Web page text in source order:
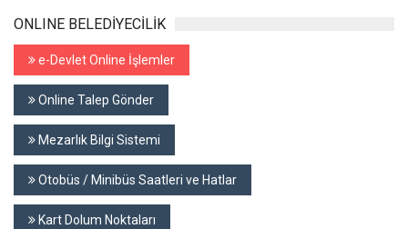
ONLINE BELEDİYECİLİK
e-Devlet Online İşlemler
Online Talep Gönder
Mezarlık Bilgi Sistemi
Otobüs / Minibüs Saatleri ve Hatlar
Kart Dolum Noktaları